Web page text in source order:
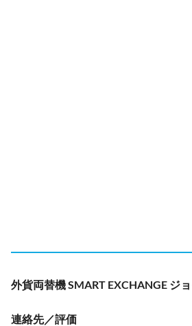
外貨両替機 SMART EXCHANGE ジ
連絡先／評価